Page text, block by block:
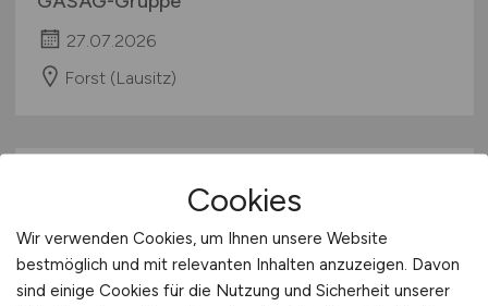
27.07.2026
Forst (Lausitz)
Cookies
Wir verwenden Cookies, um Ihnen unsere Website
bestmöglich und mit relevanten Inhalten anzuzeigen. Davon
sind einige Cookies für die Nutzung und Sicherheit unserer